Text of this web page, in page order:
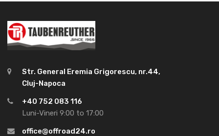
Str. General Eremia Grigorescu, nr.44,
Cluj-Napoca
+40 752 083 116
Luni-Vineri 9:00 to 17:00
office@offroad24.ro